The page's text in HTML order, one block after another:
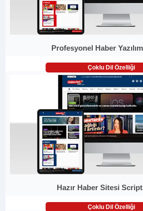
Profesyonel Haber
Çoklu Dil Özelliği
Hazır Haber Sitesi
Çoklu Dil Özelliği